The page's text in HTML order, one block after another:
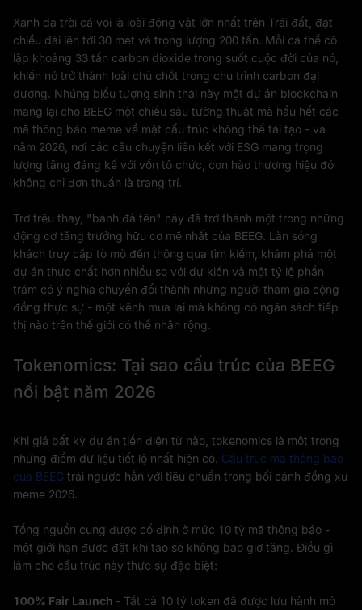
Xanh da trời cá voi là loài động vật lớn nhất trên Trái đất, đạt
chiều dài lên tới 30 mét và trọng lượng 200 tấn. Mỗi cá thể cô
lập khoảng 33 tấn carbon dioxide trong suốt cuộc đời của nó,
khiến nó trở thành loài chủ chốt trong chu trình carbon đại
dương. Nhúng biểu tượng sinh thái này một dự án blockchain
mang lại cho BEEG một chiều sâu tường thuật mà hầu hết các
mã thông báo meme về mặt cấu trúc không thể tái tạo - và
năm 2026, nơi các câu chuyện liên kết với ESG mang trọng
lượng tăng đáng kể với vốn tổ chức, con hào thương hiệu đó
không chỉ đơn thuần là trang trí.
Trớ trêu thay, "bánh đà tên" này đã trở thành một trong những
động cơ tăng trưởng hữu cơ mẽ nhất của BEEG. Làn sóng
khách truy cập tò mò đến thông qua tìm kiếm, khám phá một
dự án thực chất hơn nhiều so với dự kiến và một tỷ lệ phần
trăm có ý nghĩa chuyển đổi thành những người tham gia cộng
đồng thực sự - một kênh mua lại mà không có ngân sách tiếp
thị nào trên thế giới có thể nhân rộng.
Tokenomics: Tại sao cấu trúc của BEEG
nổi bật năm 2026
Khi giá bất kỳ dự án tiền điện tử nào, tokenomics là một trong
những điểm dữ liệu tiết lộ nhất hiện có. Cấu trúc mã thông báo
của BEEG trái ngược hẳn với tiêu chuẩn trong bối cảnh đồng xu
meme 2026.
Tổng nguồn cung được cố định ở mức 10 tỷ mã thông báo -
một giới hạn được đặt khi tạo sẽ không bao giờ tăng. Điều gì
làm cho cấu trúc này thực sự đặc biệt:
100% Fair Launch - Tất cả 10 tỷ token đã được lưu hành mở